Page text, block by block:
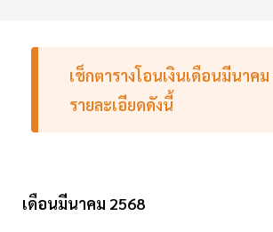
เช็กตารางโอนเงินเดือนมีนาค
รายละเอียดดังนี้
เดือนมีนาคม 2568